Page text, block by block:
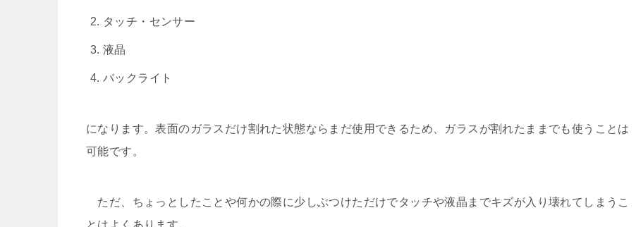
タッチ・センサー
液晶
バックライト
になります。表面のガラスだけ割れた状態ならまだ使用できるため、ガラスが割れたままでも使うことは
可能です。
ただ、ちょっとしたことや何かの際に少しぶつけただけでタッチや液晶までキズが入り壊れてしまうこ
とはよくあります。